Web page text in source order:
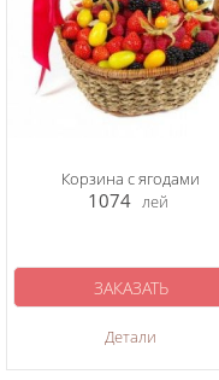
Корзина с ягодами
1074 лей
Детали
ЗАКАЗАТЬ